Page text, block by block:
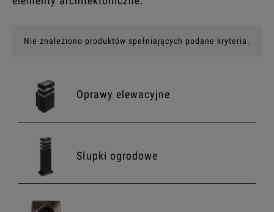
Nie znaleziono produktów spełniających podane kryteria.
Oprawy elewacyjne
Słupki ogrodowe